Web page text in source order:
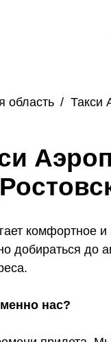
область Такси
комфортное и
добираться до
нас?